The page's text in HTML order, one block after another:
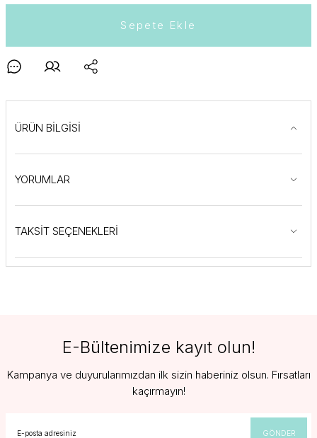
Sepete Ekle
ÜRÜN BİLGİSİ
YORUMLAR
TAKSİT SEÇENEKLERİ
E-Bültenimize kayıt olun!
Kampanya ve duyurularımızdan ilk sizin haberiniz olsun. Fırsatları
kaçırmayın!
GÖNDER